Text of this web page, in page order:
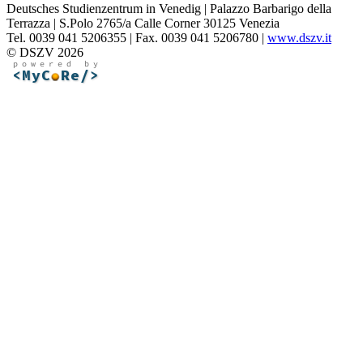
Deutsches Studienzentrum in Venedig | Palazzo Barbarigo della
Terrazza | S.Polo 2765/a Calle Corner 30125 Venezia
Tel. 0039 041 5206355 | Fax. 0039 041 5206780 | www.dszv.it
© DSZV 2026